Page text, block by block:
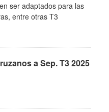
ser adaptados para las
entre otras T3
a Sep. T3 2025